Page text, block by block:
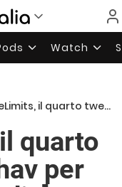
Watch
tweak di Max Shav per TweakWeek [Cydia]
quarto
per